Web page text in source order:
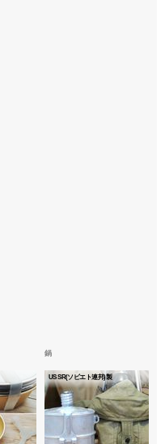
鍋
USSR(ソビエト連邦)製